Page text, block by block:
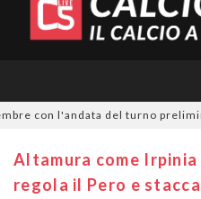
l'andata del turno
Altamura come Irpinia
regola il Pero e